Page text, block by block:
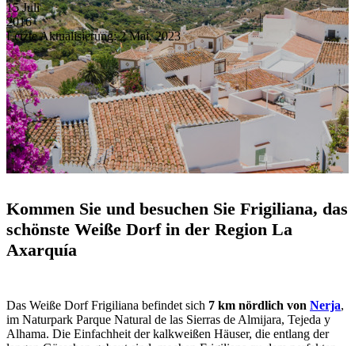
15 Juli
2016
Letzte Aktualisierung: 2 Mai, 2023
Kommen Sie und besuchen Sie Frigiliana, das
schönste Weiße Dorf in der Region La
Axarquía
Das Weiße Dorf Frigiliana befindet sich 7 km nördlich von Nerja,
im Naturpark Parque Natural de las Sierras de Almijara, Tejeda y
Alhama. Die Einfachheit der kalkweißen Häuser, die entlang der